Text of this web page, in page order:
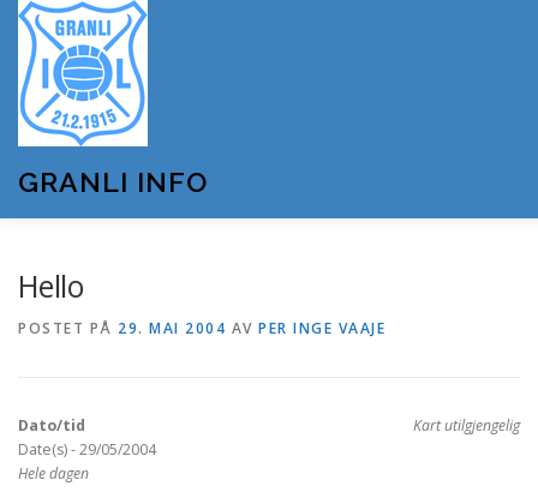
innhold
GRANLI INFO
OM GRANLI INFO
Hello
POSTET PÅ 29. MAI 2004 AV PER INGE VAAJE
Kart utilgjengelig
Dato/tid
Date(s) - 29/05/2004
Hele dagen